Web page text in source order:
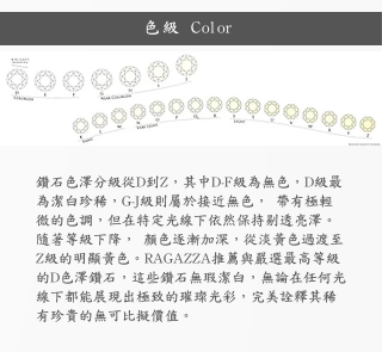
色級 Color
鑽石色澤分級從D到Z，其中D-F級為無色，D級最
為潔白珍稀，G-J級則屬於接近無色， 帶有極輕
微的色調，但在特定光線下依然保持剔透亮澤。
隨著等級下降， 顏色逐漸加深，從淡黃色過渡至
Z級的明顯黃色。RAGAZZA推薦與嚴選最高等級
的D色澤鑽石，這些鑽石無瑕潔白，無論在任何光
線下都能展現出極致的璀璨光彩，完美詮釋其稀
有珍貴的無可比擬價值。